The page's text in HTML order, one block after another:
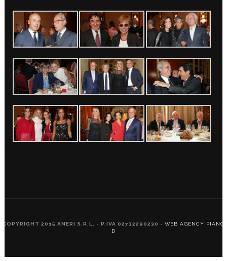
COPYRIGHT 2015 ANERI S.R.L. - P.IVA 02732290230 - WEB AGENCY PIANO
D